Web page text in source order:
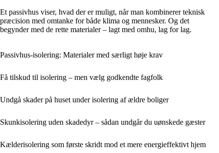
Et passivhus viser, hvad der er muligt, når man kombinerer teknisk
præcision med omtanke for både klima og mennesker. Og det
begynder med de rette materialer – lagt med omhu, lag for lag.
Passivhus-isolering: Materialer med særligt høje krav
Få tilskud til isolering – men vælg godkendte fagfolk
Undgå skader på huset under isolering af ældre boliger
Skunkisolering uden skadedyr – sådan undgår du uønskede gæster
Kælderisolering som første skridt mod et mere energieffektivt hjem